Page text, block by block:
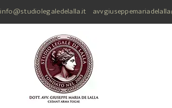
info@studiolegaledelalla.it